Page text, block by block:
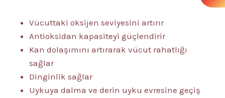
Vücuttaki oksijen seviyesini artırır
Antioksidan kapasiteyi güçlendirir
Kan dolaşımını artırarak vücut rahatlığı
sağlar
Dinginlik sağlar
Uykuya dalma ve derin uyku evresine geçiş